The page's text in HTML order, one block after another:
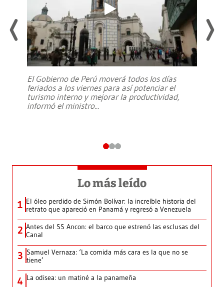
El Gobierno de Perú moverá todos los días
feriados a los viernes para así potenciar el
turismo interno y mejorar la productividad,
informó el ministro...
Lo más leído
1 El óleo perdido de Simón Bolívar: la increíble historia del
retrato que apareció en Panamá y regresó a Venezuela
2 Antes del SS Ancon: el barco que estrenó las esclusas del
Canal
3 Samuel Vernaza: ‘La comida más cara es la que no se
tiene’
4 La odisea: un matiné a la panameña